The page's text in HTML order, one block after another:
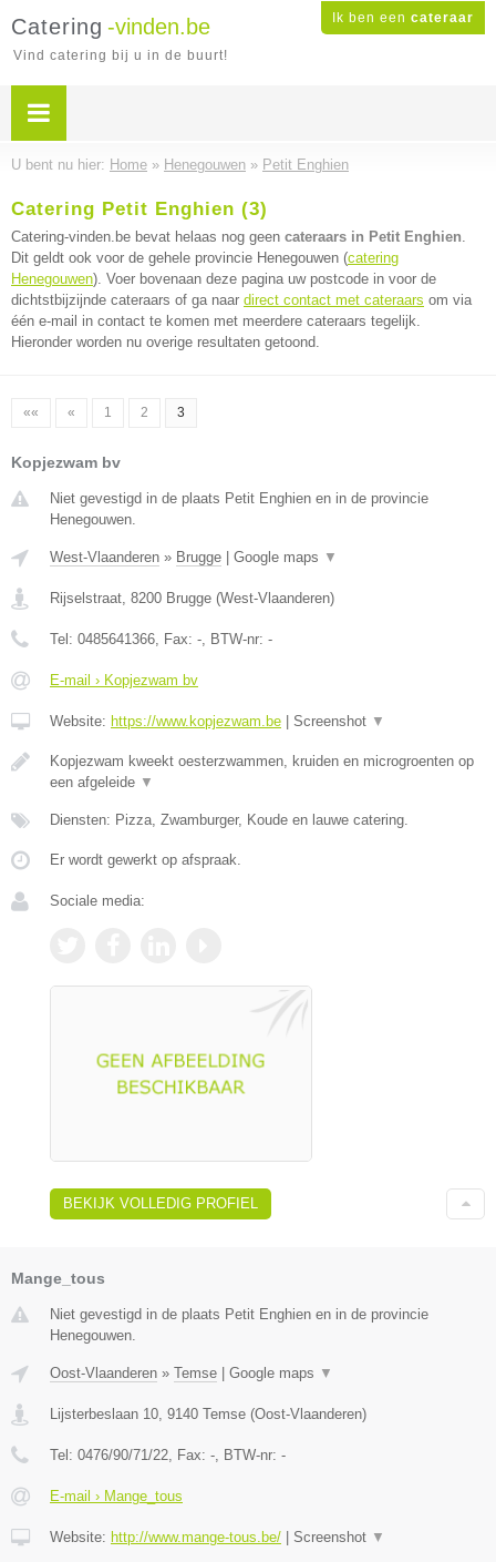
Ik ben een cateraar
Catering -vinden.be
Vind catering bij u in de buurt!
U bent nu hier: Home » Henegouwen » Petit Enghien
Catering Petit Enghien (3)
Catering-vinden.be bevat helaas nog geen cateraars in Petit Enghien.
Dit geldt ook voor de gehele provincie Henegouwen (catering
Henegouwen). Voer bovenaan deze pagina uw postcode in voor de
dichtstbijzijnde cateraars of ga naar direct contact met cateraars om via
één e-mail in contact te komen met meerdere cateraars tegelijk.
Hieronder worden nu overige resultaten getoond.
«« « 1 2 3
Kopjezwam bv
Niet gevestigd in de plaats Petit Enghien en in de provincie
Henegouwen.
West-Vlaanderen » Brugge Google maps ▼
Rijselstraat, 8200 Brugge (West-Vlaanderen)
Tel: 0485641366, Fax: -, BTW-nr: -
E-mail › Kopjezwam bv
Website: https://www.kopjezwam.be Screenshot ▼
Kopjezwam kweekt oesterzwammen, kruiden en microgroenten op
een afgeleide ▼
Diensten: Pizza, Zwamburger, Koude en lauwe catering.
Er wordt gewerkt op afspraak.
Sociale media:
BEKIJK VOLLEDIG PROFIEL
Mange_tous
Niet gevestigd in de plaats Petit Enghien en in de provincie
Henegouwen.
Oost-Vlaanderen » Temse | Google maps ▼
Lijsterbeslaan 10 9140 Temse (Oost-Vlaanderen)
Tel: 0476/90/71/22 , Fax: - , BTW-nr: -
E-mail › Mange_tous
Website: http://www.mange-tous.be/ | Screenshot ▼